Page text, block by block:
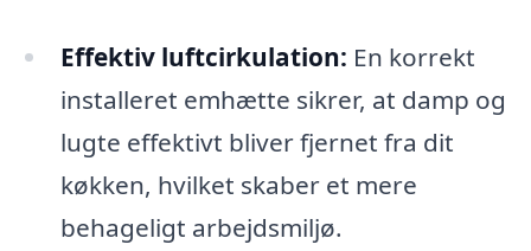
Effektiv luftcirkulation: En korrekt
installeret emhætte sikrer, at damp og
lugte effektivt bliver fjernet fra dit
køkken, hvilket skaber et mere
behageligt arbejdsmiljø.